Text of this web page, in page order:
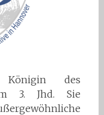
des
3. Jhd. Sie